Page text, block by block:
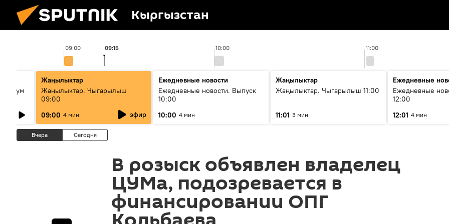
Кыргызстан
09:00 10:00 11:00
09:15
бум
Жаңылыктар
Жаңылыктар. Чыгарылыш
09:00
09:00 4 мин эфир
Ежедневные новости
Ежедневные новости. Выпуск
10:00
10:00 4 мин
Жаңылыктар
Жаңылыктар. Чыгарылыш 11:00
11:01 3 мин
Ежедневные
Ежедневные
12:00
12:01 4 мин
Вчера Сегодня
В розыск объявлен владелец
ЦУМа, подозревается в
финансировании ОПГ